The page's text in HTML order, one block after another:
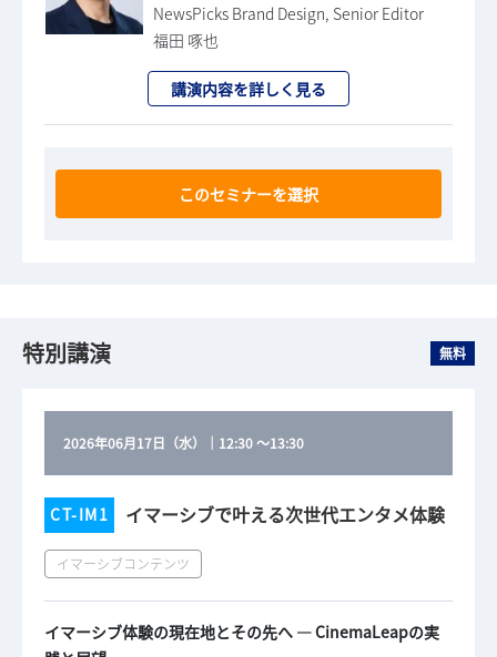
NewsPicks Brand Design, Senior Editor
福田 啄也
講演内容を詳しく見る
このセミナーを選択
特別講演 無料
2026年06月17日（水） ｜ 12:30～13:30
CT-IM1 イマーシブで叶える次世代エンタメ体験
イマーシブコンテンツ
イマーシブ体験の現在地とその先へ ― CinemaLeapの実